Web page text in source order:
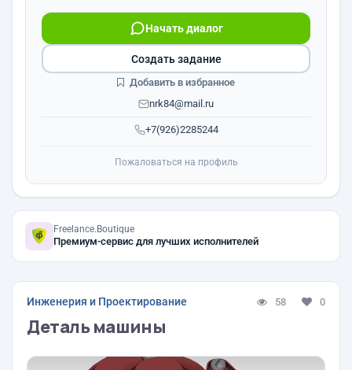
+7(926)2285244
Начать диалог
nrk84@mail.ru
Создать задание
Добавить в избранное
Пожаловаться на профиль
Freelance.Boutique
Премиум-сервис для лучших исполнителей
Инженерия и Проектирование 58 0
Деталь машины